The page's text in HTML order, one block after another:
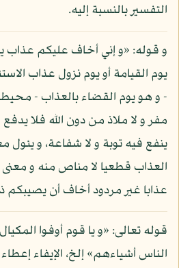
التفسير بالنسبة إليه.
و قوله: «و إني أخاف عليكم عذاب
يوم القيامة أو يوم نزول عذاب
- و هو يوم القضاء بالعذاب -
مفر و لا ملاذ من دون الله فلا يدفع
ينفع فيه توبة و لا شفاعة، و يئول
العذاب قطعيا لا مناص منه و معنى
عذابا غير مردود أخاف أن يصيبكم
قوله تعالى: «و يا قوم أوفوا
الناس أشياءهم» إلخ، الإيفاء